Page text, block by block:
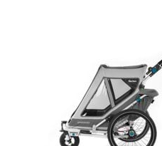
Speedkid2
Edition Grau
Q-SK2-21-LG